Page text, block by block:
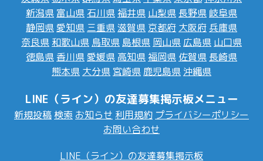
新潟県 富山県 石川県福井県 山梨県 長野県 岐阜県
静岡県愛知県 三重県滋賀県 京都府 大阪府 兵庫県
奈良県 和歌山県 鳥取県 島根県 岡山県 広島県 山口県
徳島県 香川県愛媛県 高知県福岡県 佐賀県 長崎県
熊本県 大分県 宮崎県 鹿児島県 沖縄県
LINE（ライン）の友達募集掲示板メニュー
新規投稿 検索 お知らせ 利用規約 プライバシーポリシー
お問い合わせ
LINE（ライン）の友達募集掲示板